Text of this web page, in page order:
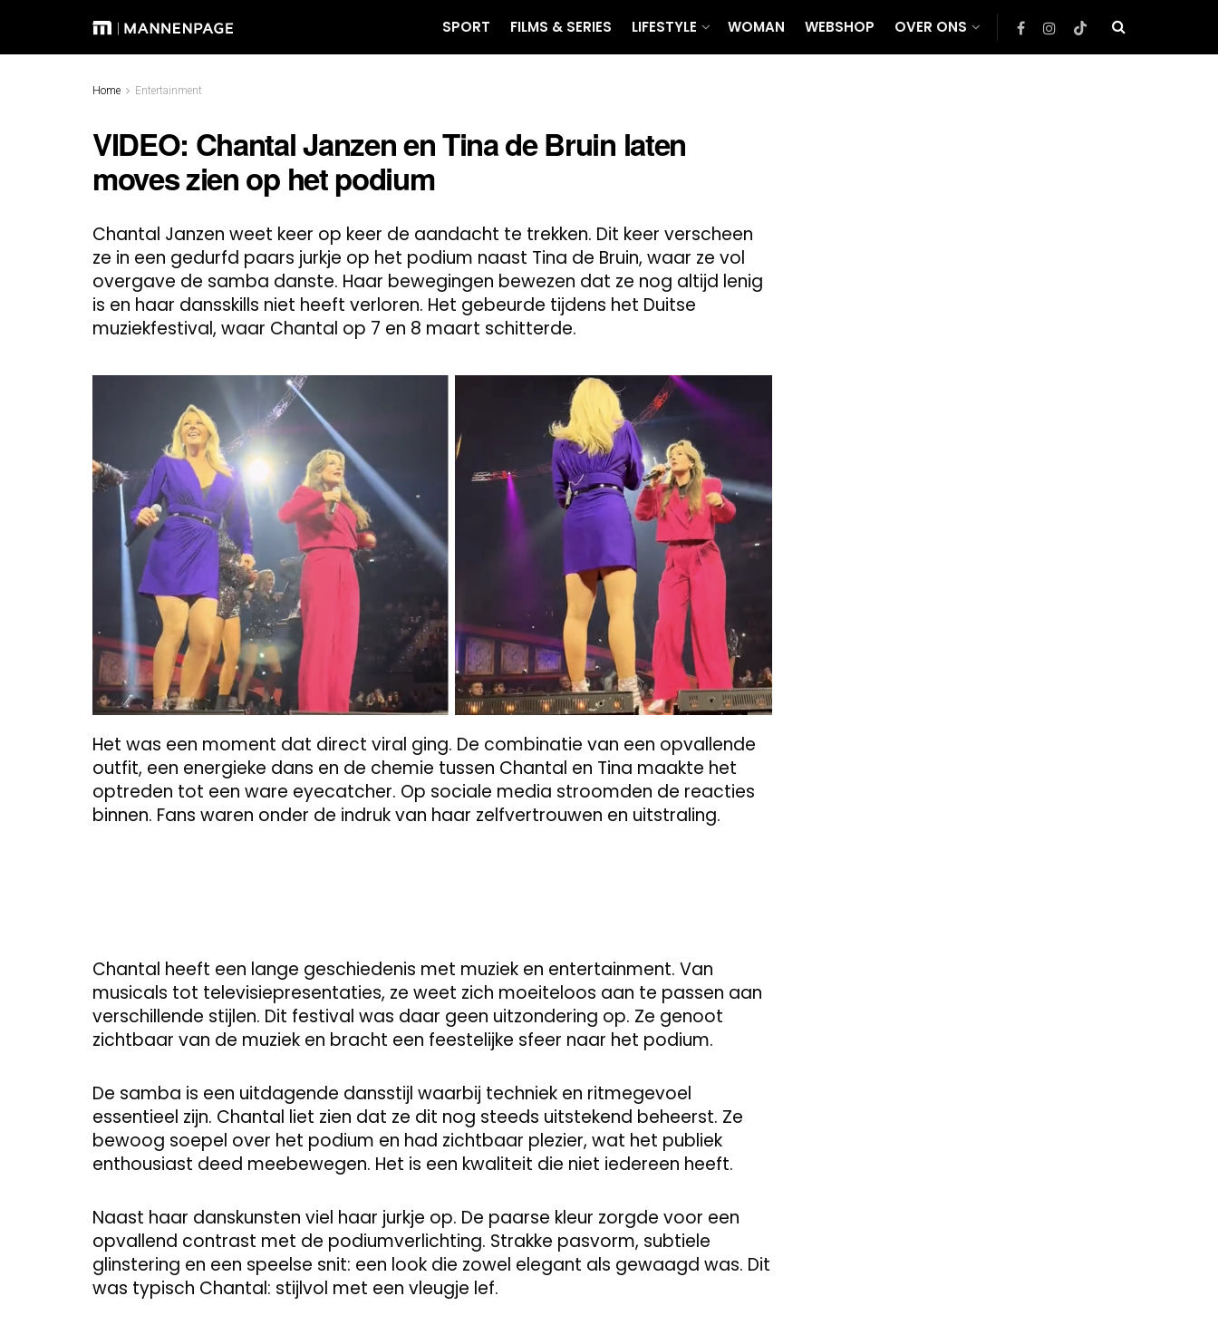
SPORT FILMS & SERIES LIFESTYLE WOMAN WEBSHOP OVER ONS
Home Entertainment
VIDEO: Chantal Janzen en Tina de Bruin laten
moves zien op het podium
Chantal Janzen weet keer op keer de aandacht te trekken. Dit keer verscheen
ze in een gedurfd paars jurkje op het podium naast Tina de Bruin, waar ze vol
overgave de samba danste. Haar bewegingen bewezen dat ze nog altijd lenig
is en haar dansskills niet heeft verloren. Het gebeurde tijdens het Duitse
muziekfestival, waar Chantal op 7 en 8 maart schitterde.
Het was een moment dat direct viral ging. De combinatie van een opvallende
outfit, een energieke dans en de chemie tussen Chantal en Tina maakte het
optreden tot een ware eyecatcher. Op sociale media stroomden de reacties
binnen. Fans waren onder de indruk van haar zelfvertrouwen en uitstraling.
Chantal heeft een lange geschiedenis met muziek en entertainment. Van
musicals tot televisiepresentaties, ze weet zich moeiteloos aan te passen aan
verschillende stijlen. Dit festival was daar geen uitzondering op. Ze genoot
zichtbaar van de muziek en bracht een feestelijke sfeer naar het podium.
De samba is een uitdagende dansstijl waarbij techniek en ritmegevoel
essentieel zijn. Chantal liet zien dat ze dit nog steeds uitstekend beheerst. Ze
bewoog soepel over het podium en had zichtbaar plezier, wat het publiek
enthousiast deed meebewegen. Het is een kwaliteit die niet iedereen heeft.
Naast haar danskunsten viel haar jurkje op. De paarse kleur zorgde voor een
opvallend contrast met de podiumverlichting. Strakke pasvorm, subtiele
glinstering en een speelse snit: een look die zowel elegant als gewaagd was. Dit
was typisch Chantal: stijlvol met een vleugje lef.